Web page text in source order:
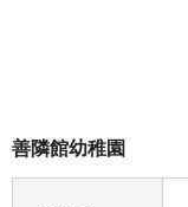
善隣館幼稚園